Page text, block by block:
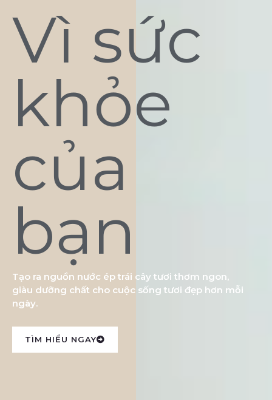
Vì sức
khỏe
của
bạn
Tạo ra nguồn nước ép trái cây tươi thơm ngon,
giàu dưỡng chất cho cuộc sống tươi đẹp hơn mỗi
ngày.
TÌM HIỂU NGAY